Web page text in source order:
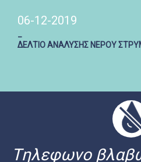
06-12-2019
ΔΕΛΤΙΟ ΑΝΑΛΥΣΗΣ ΝΕΡΟΥ
Tηλεφωνο